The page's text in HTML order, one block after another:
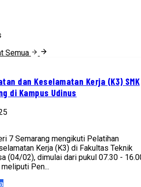
Semua
dan Keselamatan Kerja (K3) SMK
di Kampus Udinus
7 Semarang mengikuti Pelatihan
Kerja (K3) di Fakultas Teknik
(04/02), dimulai dari pukul 07.30 -
Pen...